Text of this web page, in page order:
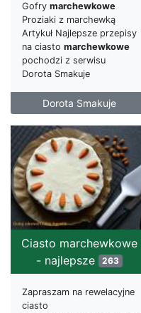
Gofry marchewkowe
Proziaki z marchewką
Artykuł Najlepsze przepisy
na ciasto marchewkowe
pochodzi z serwisu
Dorota Smakuje
Dorota Smakuje
Ciasto marchewkowe
- najlepsze 263
Zapraszam na rewelacyjne
ciasto